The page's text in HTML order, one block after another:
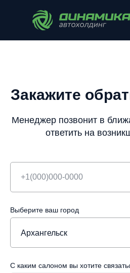
Закажите
Менеджер позвонит в
ответить на
Выберите ваш город
С каким салоном вы хотите